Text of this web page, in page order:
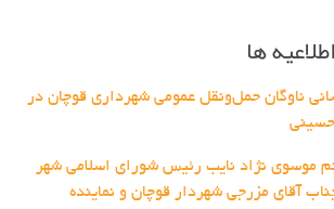
ها
ناوگان حمل‌ونقل عمومی شهرداری قوچان در
موسوی نژاد نایب رئیس شورای اسلامی شهر
آقای مزرجی شهردار قوچان و نماینده